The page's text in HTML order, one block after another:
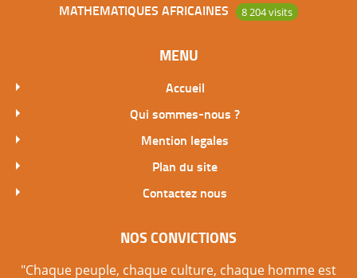
MATHEMATIQUES AFRICAINES 8 204 visits
MENU
Accueil
Qui sommes-nous ?
Mention legales
Plan du site
Contactez nous
NOS CONVICTIONS
"Chaque peuple, chaque culture, chaque homme est